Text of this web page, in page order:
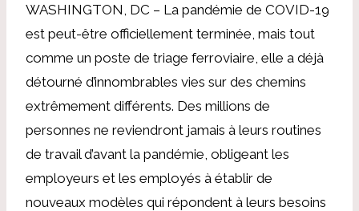
WASHINGTON, DC – La pandémie de COVID-19
est peut-être officiellement terminée, mais tout
comme un poste de triage ferroviaire, elle a déjà
détourné d’innombrables vies sur des chemins
extrêmement différents. Des millions de
personnes ne reviendront jamais à leurs routines
de travail d’avant la pandémie, obligeant les
employeurs et les employés à établir de
nouveaux modèles qui répondent à leurs besoins